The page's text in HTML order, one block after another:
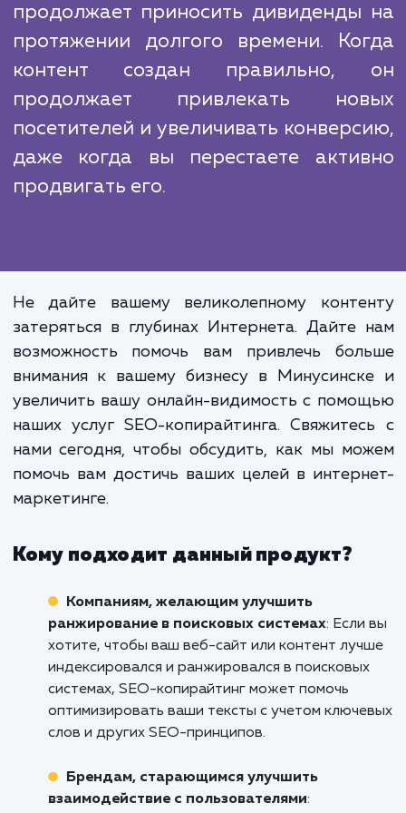
вашего бренда. Ваш контент
просто информативным, но и
ваших посетителей. Кроме того,
постоянно публикуете качественный
ваш сайт привлекает больше
увеличивает свою видимость в
системах.
SEO-копирайтинг - это
ваш онлайн-бизнес,
продолжает приносить
протяжении долгого времени.
контент создан правильно,
продолжает привлекать
посетителей и увеличивать
продвигать его.
Не дайте вашему великолепному
затеряться в глубинах Интернета. Дайте
внимания к вашему бизнесу в
увеличить вашу онлайн-видимость с